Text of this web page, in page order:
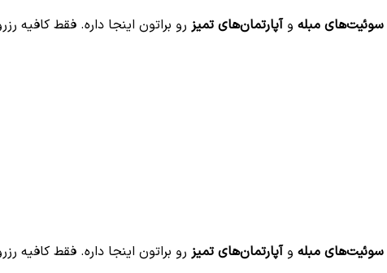
سوئیت‌های مبله وآپارتمان‌های تمیز رو براتون اینجا داره. فقط کافیه
سوئیت‌های مبله وآپارتمان‌های تمیز رو براتون اینجا داره. فقط کافیه